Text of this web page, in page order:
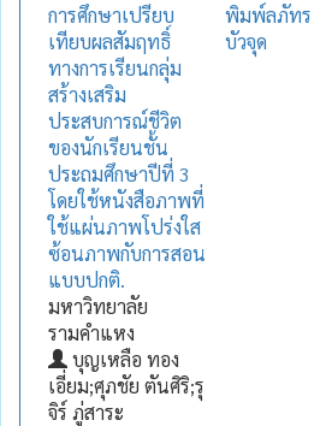
การศึกษาเปรียบ
เทียบผลสัมฤทธิ์
ทางการเรียนกลุ่ม
สร้างเสริม
ประสบการณ์ชีวิต
ของนักเรียนชั้น
ประถมศึกษาปีที่ 3
โดยใช้หนังสือภาพที่
ใช้แผ่นภาพโปร่งใส
ซ้อนภาพกับการสอน
แบบปกติ.
มหาวิทยาลัย
รามคำแหง
บุญเหลือ ทอง
เอี่ยม;ศุภชัย ตันศิริ;รุ
จิร์ ภู่สาระ
พิมพ์ลภัทร
บัวจุด